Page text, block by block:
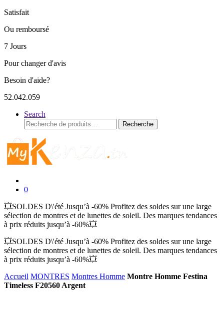
Satisfait
Ou remboursé
7 Jours
Pour changer d'avis
Besoin d'aide?
52.042.059
Search
Recherche
pour :
Recherche
0
💥SOLDES D\'été Jusqu’à -60% Profitez des soldes sur une large
sélection de montres et de lunettes de soleil. Des marques tendances
à prix réduits jusqu’à -60%💥
💥SOLDES D\'été Jusqu’à -60% Profitez des soldes sur une large
sélection de montres et de lunettes de soleil. Des marques tendances
à prix réduits jusqu’à -60%💥
Accueil MONTRES Montres Homme Montre Homme Festina
Timeless F20560 Argent